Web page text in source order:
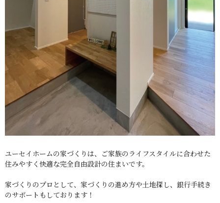
ユーセイホームの家づくりは、ご家族のライフスタイルに合わせた
住みやすく快適な完全自由設計の住まいです。
家づくりのプロとして、家づくりの進め方や土地探し、銀行手続き
のサポートもしております！